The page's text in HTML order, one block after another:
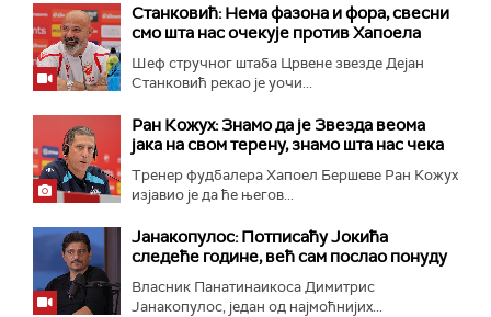
Станковић: Нема фазона и фора, свесни
смо шта нас очекује против Хапоела
Шеф стручног штаба Црвене звезде Дејан
Станковић рекао је уочи...
Ран Кожух: Знамо да је Звезда веома
јака на свом терену, знамо шта нас чека
Тренер фудбалера Хапоел Бершеве Ран Кожух
изјавио је да ће његов...
Јанакопулос: Потписаћу Јокића
следеће године, већ сам послао понуду
Власник Панатинаикоса Димитрис
Јанакопулос, један од најмоћнијих...